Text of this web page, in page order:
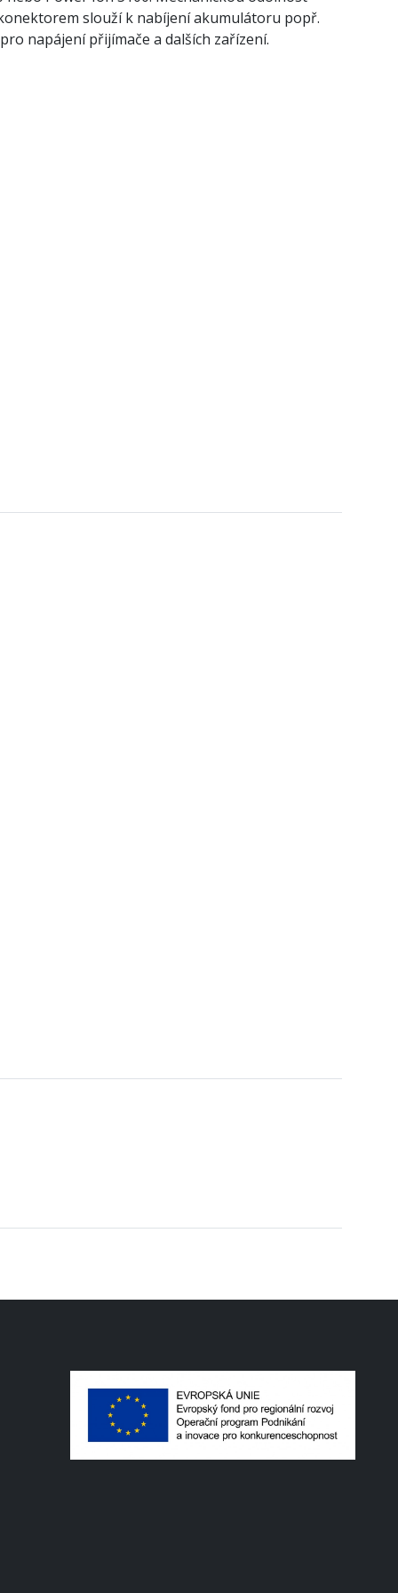
slouží k nabíjení akumulátoru popř.
napájení přijímače a dalších zařízení.